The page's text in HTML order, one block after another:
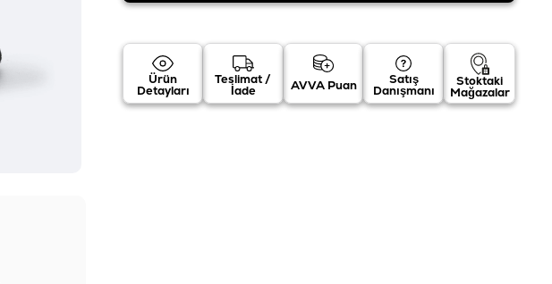
Ürün
Detayları
Teslimat /
İade AVVA Puan Satış
Danışmanı
Stoktaki
Mağazalar